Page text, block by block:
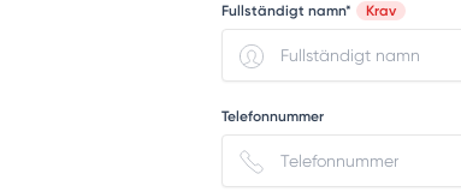
Fullständigt namn* Krav
Telefonnummer